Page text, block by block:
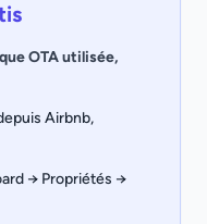
OTA utilisée,
Airbnb,
→ Propriétés →